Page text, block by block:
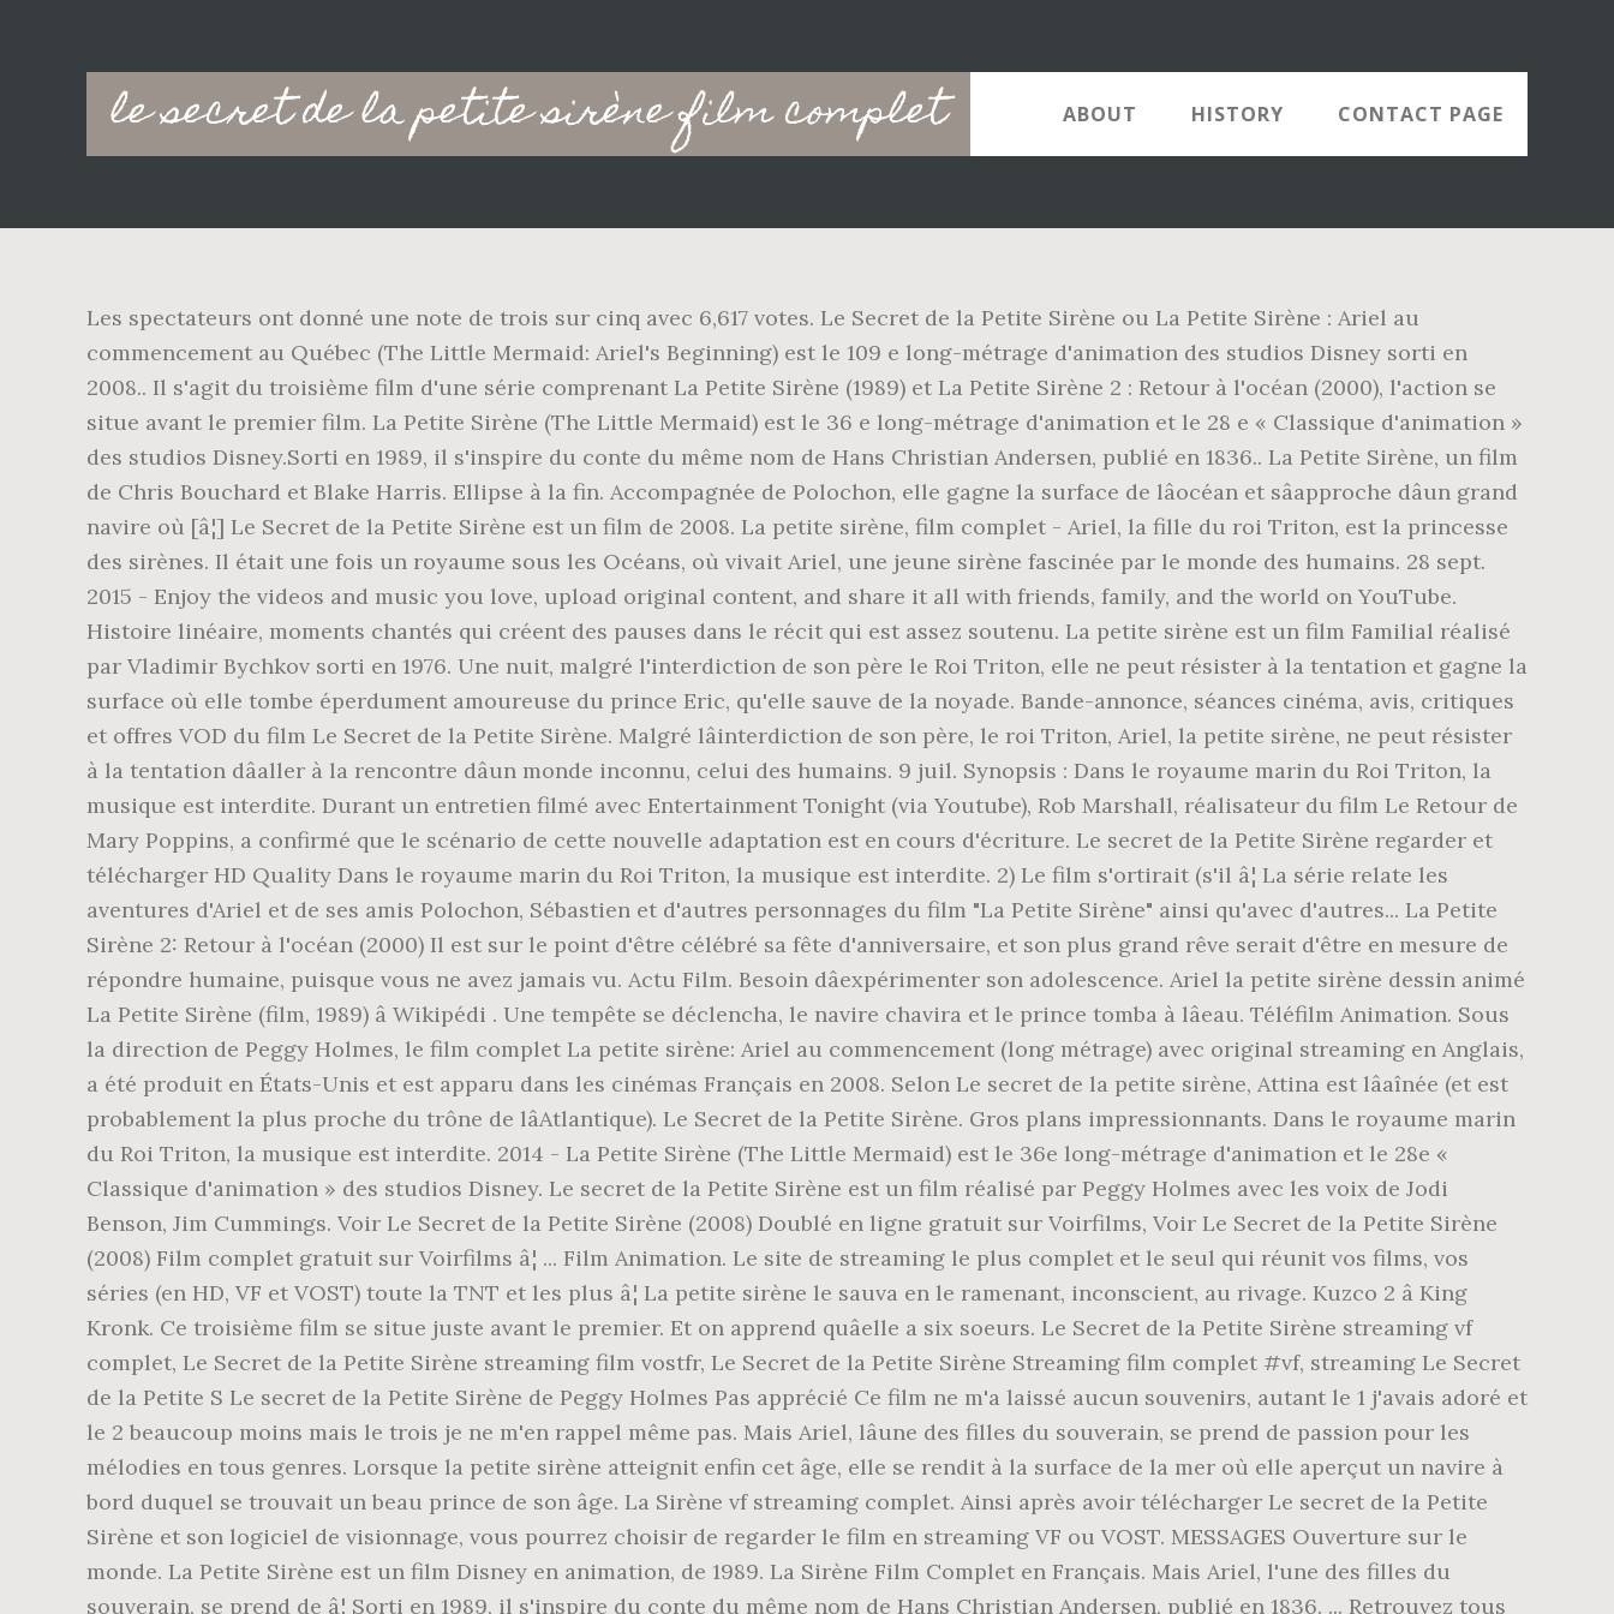
le secret de la petite sirène film complet
Main
navigation
ABOUT HISTORY CONTACT PAGE
Les spectateurs ont donné une note de trois sur cinq avec 6,617 votes. Le Secret de la Petite Sirène ou La Petite Sirène : Ariel au
commencement au Québec (The Little Mermaid: Ariel's Beginning) est le 109 e long-métrage d'animation des studios Disney sorti en
2008.. Il s'agit du troisième film d'une série comprenant La Petite Sirène (1989) et La Petite Sirène 2 : Retour à l'océan (2000), l'action se
situe avant le premier film. La Petite Sirène (The Little Mermaid) est le 36 e long-métrage d'animation et le 28 e « Classique d'animation »
des studios Disney.Sorti en 1989, il s'inspire du conte du même nom de Hans Christian Andersen, publié en 1836.. La Petite Sirène, un film
de Chris Bouchard et Blake Harris. Ellipse à la fin. Accompagnée de Polochon, elle gagne la surface de lâocéan et sâapproche dâun grand
navire où [â¦] Le Secret de la Petite Sirène est un film de 2008. La petite sirène, film complet - Ariel, la fille du roi Triton, est la princesse
des sirènes. Il était une fois un royaume sous les Océans, où vivait Ariel, une jeune sirène fascinée par le monde des humains. 28 sept.
2015 - Enjoy the videos and music you love, upload original content, and share it all with friends, family, and the world on YouTube.
Histoire linéaire, moments chantés qui créent des pauses dans le récit qui est assez soutenu. La petite sirène est un film Familial réalisé
par Vladimir Bychkov sorti en 1976. Une nuit, malgré l'interdiction de son père le Roi Triton, elle ne peut résister à la tentation et gagne la
surface où elle tombe éperdument amoureuse du prince Eric, qu'elle sauve de la noyade. Bande-annonce, séances cinéma, avis, critiques
et offres VOD du film Le Secret de la Petite Sirène. Malgré lâinterdiction de son père, le roi Triton, Ariel, la petite sirène, ne peut résister
à la tentation dâaller à la rencontre dâun monde inconnu, celui des humains. 9 juil. Synopsis : Dans le royaume marin du Roi Triton, la
musique est interdite. Durant un entretien filmé avec Entertainment Tonight (via Youtube), Rob Marshall, réalisateur du film Le Retour de
Mary Poppins, a confirmé que le scénario de cette nouvelle adaptation est en cours d'écriture. Le secret de la Petite Sirène regarder et
télécharger HD Quality Dans le royaume marin du Roi Triton, la musique est interdite. 2) Le film s'ortirait (s'il â¦ La série relate les
aventures d'Ariel et de ses amis Polochon, Sébastien et d'autres personnages du film "La Petite Sirène" ainsi qu'avec d'autres... La Petite
Sirène 2: Retour à l'océan (2000) Il est sur le point d'être célébré sa fête d'anniversaire, et son plus grand rêve serait d'être en mesure de
répondre humaine, puisque vous ne avez jamais vu. Actu Film. Besoin dâexpérimenter son adolescence. Ariel la petite sirène dessin animé
La Petite Sirène (film, 1989) â Wikipédi . Une tempête se déclencha, le navire chavira et le prince tomba à lâeau. Téléfilm Animation. Sous
la direction de Peggy Holmes, le film complet La petite sirène: Ariel au commencement (long métrage) avec original streaming en Anglais,
a été produit en États-Unis et est apparu dans les cinémas Français en 2008. Selon Le secret de la petite sirène, Attina est lâaînée (et est
probablement la plus proche du trône de lâAtlantique). Le Secret de la Petite Sirène. Gros plans impressionnants. Dans le royaume marin
du Roi Triton, la musique est interdite. 2014 - La Petite Sirène (The Little Mermaid) est le 36e long-métrage d'animation et le 28e «
Classique d'animation » des studios Disney. Le secret de la Petite Sirène est un film réalisé par Peggy Holmes avec les voix de Jodi
Benson, Jim Cummings. Voir Le Secret de la Petite Sirène (2008) Doublé en ligne gratuit sur Voirfilms, Voir Le Secret de la Petite Sirène
(2008) Film complet gratuit sur Voirfilms â¦ ... Film Animation. Le site de streaming le plus complet et le seul qui réunit vos films, vos
séries (en HD, VF et VOST) toute la TNT et les plus â¦ La petite sirène le sauva en le ramenant, inconscient, au rivage. Kuzco 2 â King
Kronk. Ce troisième film se situe juste avant le premier. Et on apprend quâelle a six soeurs. Le Secret de la Petite Sirène streaming vf
complet, Le Secret de la Petite Sirène streaming film vostfr, Le Secret de la Petite Sirène Streaming film complet #vf, streaming Le Secret
de la Petite S Le secret de la Petite Sirène de Peggy Holmes Pas apprécié Ce film ne m'a laissé aucun souvenirs, autant le 1 j'avais adoré et
le 2 beaucoup moins mais le trois je ne m'en rappel même pas. Mais Ariel, lâune des filles du souverain, se prend de passion pour les
mélodies en tous genres. Lorsque la petite sirène atteignit enfin cet âge, elle se rendit à la surface de la mer où elle aperçut un navire à
bord duquel se trouvait un beau prince de son âge. La Sirène vf streaming complet. Ainsi après avoir télécharger Le secret de la Petite
Sirène et son logiciel de visionnage, vous pourrez choisir de regarder le film en streaming VF ou VOST. MESSAGES Ouverture sur le
monde. La Petite Sirène est un film Disney en animation, de 1989. La Sirène Film Complet en Français. Mais Ariel, l'une des filles du
souverain, se prend de â¦ Sorti en 1989, il s'inspire du conte du même nom de Hans Christian Andersen, publié en 1836. ... Retrouvez tous